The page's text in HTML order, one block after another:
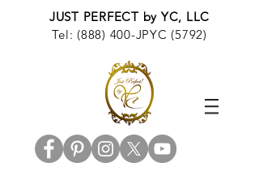
JUST PERFECT by YC, LLC
Tel: (888) 400-JPYC (5792)